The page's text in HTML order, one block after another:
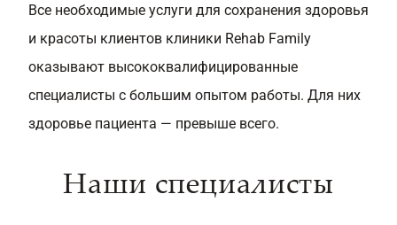
Все необходимые услуги для сохранения здоровья
и красоты клиентов клиники Rehab Family
оказывают высококвалифицированные
специалисты с большим опытом работы. Для них
здоровье пациента — превыше всего.
Наши специалисты